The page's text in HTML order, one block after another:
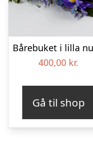
400,00 kr.
Gå til shop